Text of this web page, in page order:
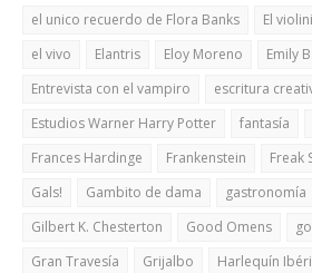
el unico recuerdo de Flora Banks
El
el vivo
Elantris Eloy Moreno Emily
Entrevista con el vampiro
escritura
Estudios Warner Harry Potter
fantasía
Frances Hardinge
Frankenstein Freak
Gals!
Gambito de dama gastronomía
Gilbert K. Chesterton
Good Omens
Gran Travesía
Grijalbo Harlequín